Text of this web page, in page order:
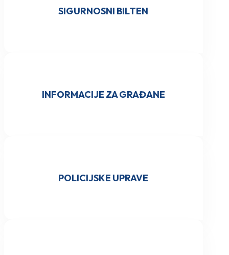
SIGURNOSNI BILTEN
INFORMACIJE ZA GRAĐANE
POLICIJSKE UPRAVE